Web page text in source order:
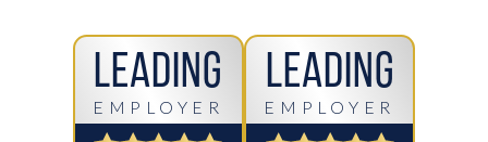
Leading
EMPLOYER
Leading
EMPLOYER